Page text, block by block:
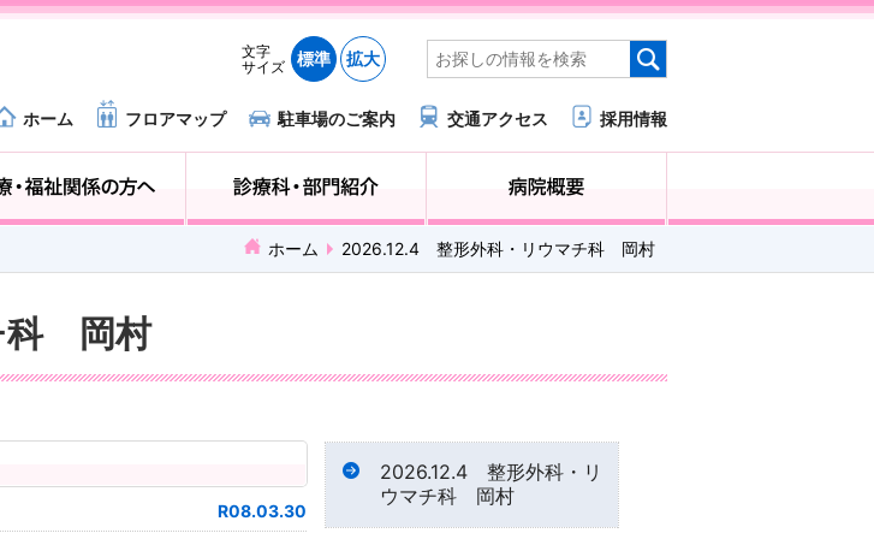
文字
サイズ
標準 拡大
ホーム フロアマップ 駐車場のご案内 交通アクセス 採用情報
ホーム 2026.12.4 整形外科・リウマチ科 岡村
科 岡村
R08.03.30
2026.12.4 整形外科・リ
ウマチ科 岡村